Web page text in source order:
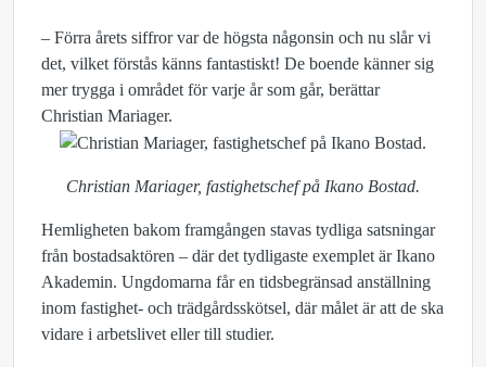
– Förra årets siffror var de högsta någonsin och nu slår vi
det, vilket förstås känns fantastiskt! De boende känner sig
mer trygga i området för varje år som går, berättar
Christian Mariager.
Christian Mariager, fastighetschef på Ikano Bostad.
Hemligheten bakom framgången stavas tydliga satsningar
från bostadsaktören – där det tydligaste exemplet är Ikano
Akademin. Ungdomarna får en tidsbegränsad anställning
inom fastighet- och trädgårdsskötsel, där målet är att de ska
vidare i arbetslivet eller till studier.